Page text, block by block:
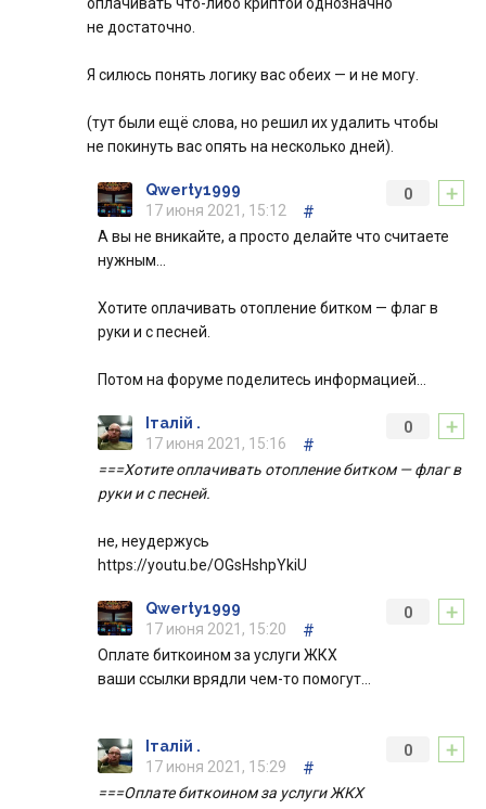
оплачивать что-либо криптой однозначно
не достаточно.
Я силюсь понять логику вас обеих — и не могу.
(тут были ещё слова, но решил их удалить чтобы
не покинуть вас опять на несколько дней).
+
0
Qwerty1999
17 июня 2021, 15:12
#
А вы не вникайте, а просто делайте что считаете
нужным…
Хотите оплачивать отопление битком — флаг в
руки и с песней.
Потом на форуме поделитесь информацией…
+
0
Італій .
17 июня 2021, 15:16
#
===Хотите оплачивать отопление битком — флаг в
руки и с песней.
не, неудержусь
https://youtu.be/OGsHshpYkiU
+
0
Qwerty1999
17 июня 2021, 15:20
#
Оплате биткоином за услуги ЖКХ
ваши ссылки врядли чем-то помогут…
+
0
Італій .
17 июня 2021, 15:29
#
===Оплате биткоином за услуги ЖКХ